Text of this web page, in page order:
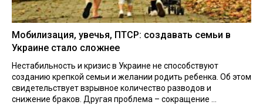
Мобилизация, увечья, ПТСР: создавать семьи в
Украине стало сложнее
Нестабильность и кризис в Украине не способствуют
созданию крепкой семьи и желании родить ребенка. Об этом
свидетельствует взрывное количество разводов и
снижение браков. Другая проблема – сокращение ...